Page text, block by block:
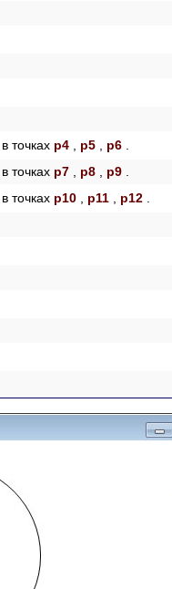
, в точках p4 p5 p6
, в точках p7 p8 p9
, в точках p10 p11 p12